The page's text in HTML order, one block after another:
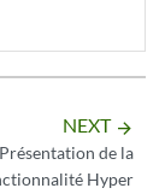
NEXT arrow_forward
Présentation de la
Hyper